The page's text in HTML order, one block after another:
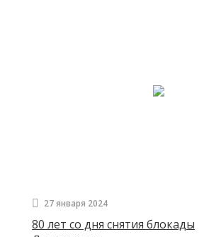
27 января 2024
80 лет со дня снятия блокады